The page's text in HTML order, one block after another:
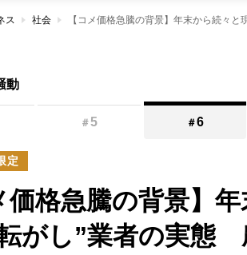
ス 社会
動
＃5 ＃6
定
価格急騰の背景】
がし”業者の実態